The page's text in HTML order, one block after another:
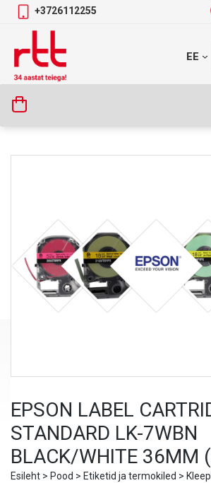
Skip
content
+3726112255
EE
Tootekategooriad
EPSON LABEL
STANDARD LK-7WBN
BLACK/WHITE 36MM
Esileht > Pood > Etiketid ja termokiled >